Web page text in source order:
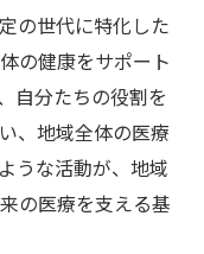
の世代に特化した
の健康をサポート
自分たちの役割を
、地域全体の医療
うな活動が、地域
の医療を支える基